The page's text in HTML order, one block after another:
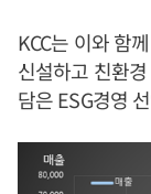
KCC는 이와 함
신설하고 친환
담은 ESG경영